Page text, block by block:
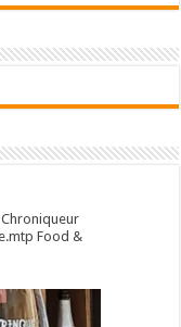
Chroniqueur
Food &